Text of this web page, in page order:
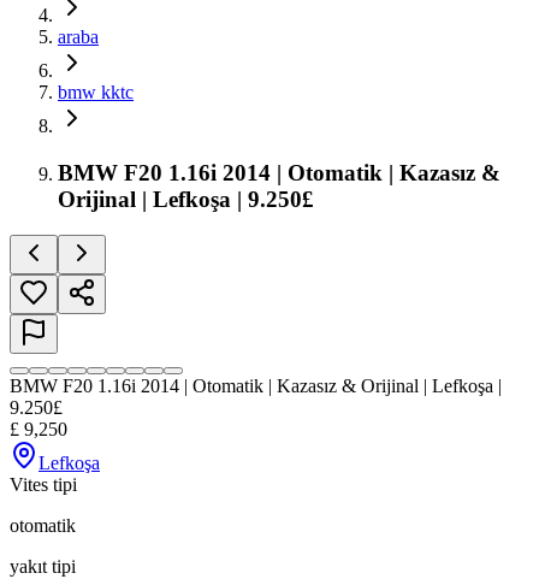
araba
bmw kktc
BMW F20 1.16i 2014 | Otomatik | Kazasız &
Orijinal | Lefkoşa | 9.250£
BMW F20 1.16i 2014 | Otomatik | Kazasız & Orijinal | Lefkoşa |
9.250£
£ 9,250
Lefkoşa
Vites tipi
otomatik
yakıt tipi